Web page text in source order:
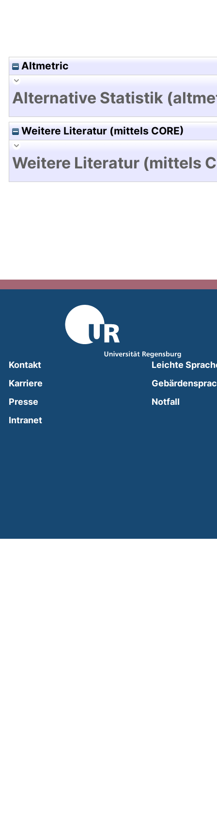
Altmetric
Alternative Statistik
Weitere Literatur (mittels CORE)
Weitere Literatur (mittels
Kontakt
Karriere
Presse
Intranet(external link, opens in a new window)
Leichte
Notfall